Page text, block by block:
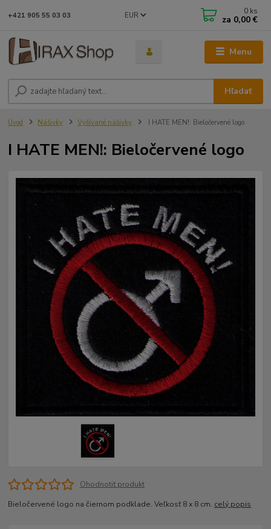
Menu
EUR
Hľadať
+421 905 55 03 03 0 ks
za 0,00 €
Úvod Nášivky Vyšívané nášivky I HATE MEN!: Bieločervené logo
I HATE MEN!: Bieločervené logo
Ohodnotiť produkt
Bieločervené logo na čiernom podklade. Veľkosť 8 x 8 cm. celý popis